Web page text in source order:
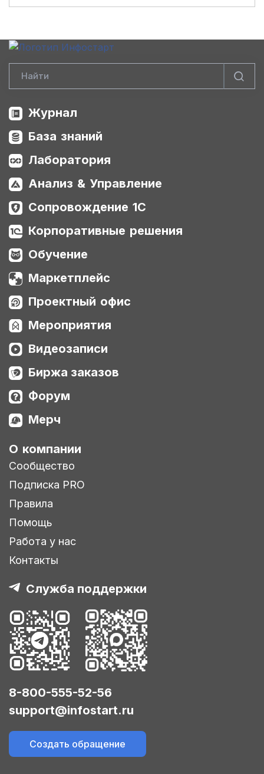
Журнал
База знаний
Лаборатория
Анализ & Управление
Сопровождение 1С
Корпоративные решения
Обучение
Маркетплейс
Проектный офис
Мероприятия
Видеозаписи
Биржа заказов
Форум
Мерч
О компании
Сообщество
Подписка PRO
Правила
Помощь
Работа у нас
Контакты
Служба поддержки
8-800-555-52-56
support@infostart.ru
Создать обращение